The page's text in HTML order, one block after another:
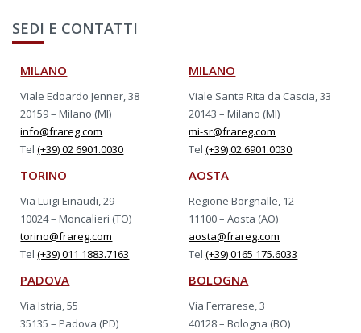
SEDI E CONTATTI
MILANO
Viale Edoardo Jenner, 38
20159 – Milano (MI)
info@frareg.com
Tel(+39) 02 6901.0030
MILANO
Viale Santa Rita da Cascia, 33
20143 – Milano (MI)
mi-sr@frareg.com
Tel(+39) 02 6901.0030
TORINO
Via Luigi Einaudi, 29
10024 – Moncalieri (TO)
torino@frareg.com
Tel(+39) 011 1883.7163
AOSTA
Regione Borgnalle, 12
11100 – Aosta (AO)
aosta@frareg.com
Tel(+39) 0165 175.6033
PADOVA
Via Istria, 55
35135 – Padova (PD)
BOLOGNA
Via Ferrarese, 3
40128 – Bologna (BO)